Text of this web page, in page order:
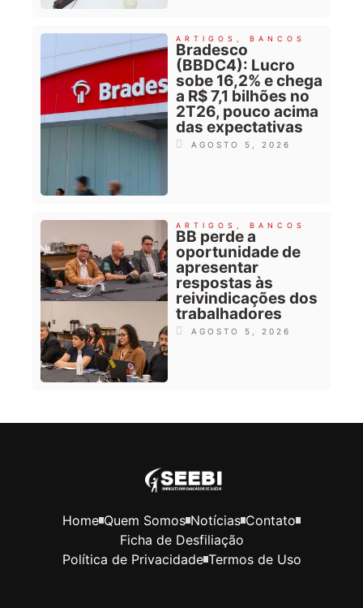
ARTIGOS BANCOS
Bradesco
(BBDC4): Lucro
sobe 16,2% e chega
a R$ 7,1 bilhões no
2T26, pouco acima
das expectativas
AGOSTO 5, 2026
ARTIGOS BANCOS
BB perde a
oportunidade de
apresentar
respostas às
reivindicações dos
trabalhadores
AGOSTO 5, 2026
Home Quem Somos Notícias Contato
Ficha de Desfiliação
Política de Privacidade Termos de Uso